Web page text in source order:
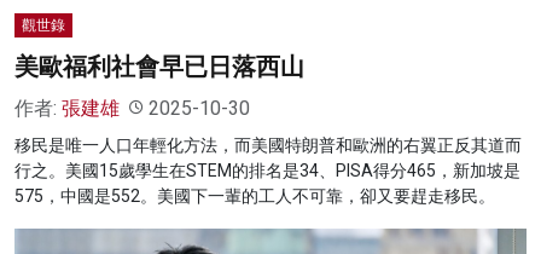
觀世錄
美歐福利社會早已日落西山
作者: 張建雄 2025-10-30
移民是唯一人口年輕化方法，而美國特朗普和歐洲的右翼正反其道而
行之。美國15歲學生在STEM的排名是34、PISA得分465，新加坡是
575，中國是552。美國下一輩的工人不可靠，卻又要趕走移民。